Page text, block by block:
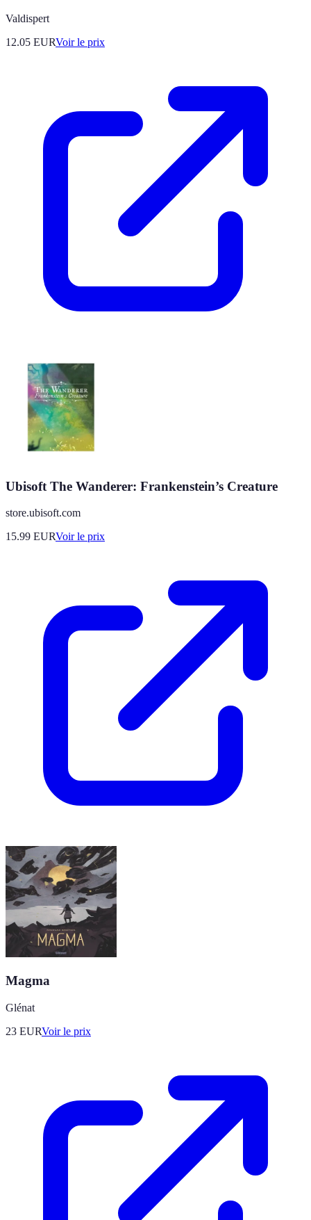
Valdispert
12.05 EURVoir le prix
Ubisoft The Wanderer: Frankenstein’s Creature
store.ubisoft.com
15.99 EURVoir le prix
Magma
Glénat
23 EURVoir le prix